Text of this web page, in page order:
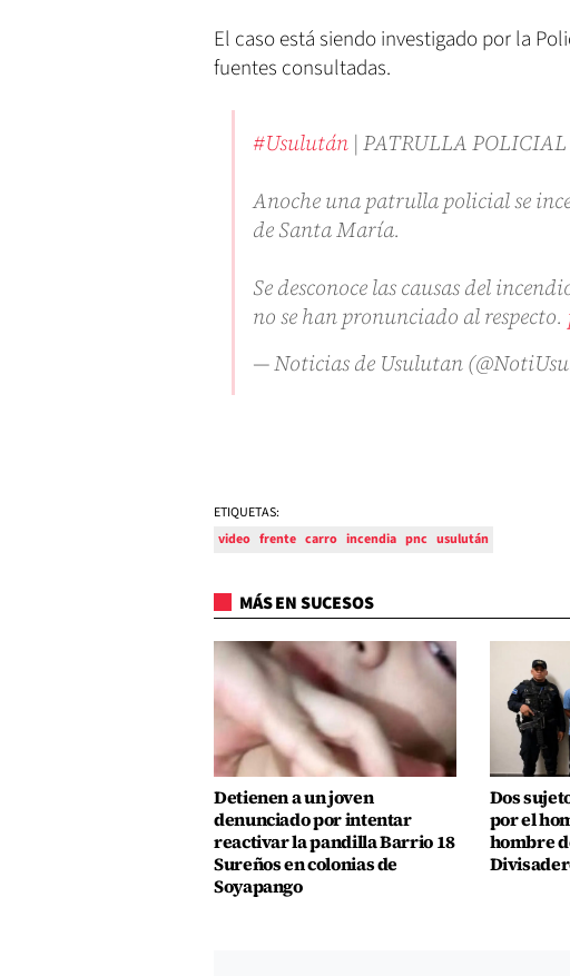
El caso está siendo investigado por la
fuentes consultadas.
#Usulután | PATRULLA
Anoche una patrulla policial se
de Santa María.
Se desconoce las causas del
no se han pronunciado al respecto.
— Noticias de Usulutan
ETIQUETAS:
video frente carro incendia pnc usulután
MÁS EN SUCESOS
Detienen a un joven
denunciado por intentar
reactivar la pandilla Barrio 18
Sureños en colonias de
Soyapango
Dos
por el
hombre